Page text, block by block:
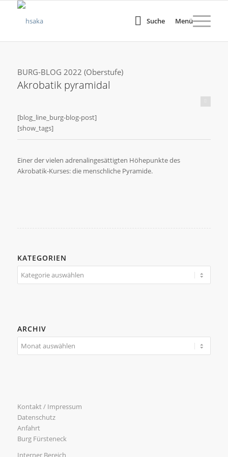
Suche Menü
BURG-BLOG 2022 (Oberstufe)
Akrobatik pyramidal
[blog_line_burg-blog-post]
[show_tags]
Einer der vielen adrenalingesättigten Höhepunkte des
Akrobatik-Kurses: die menschliche Pyramide.
KATEGORIEN
Kategorien
ARCHIV
Kontakt / Impressum
Datenschutz
Anfahrt
Burg Fürsteneck
Interner Bereich